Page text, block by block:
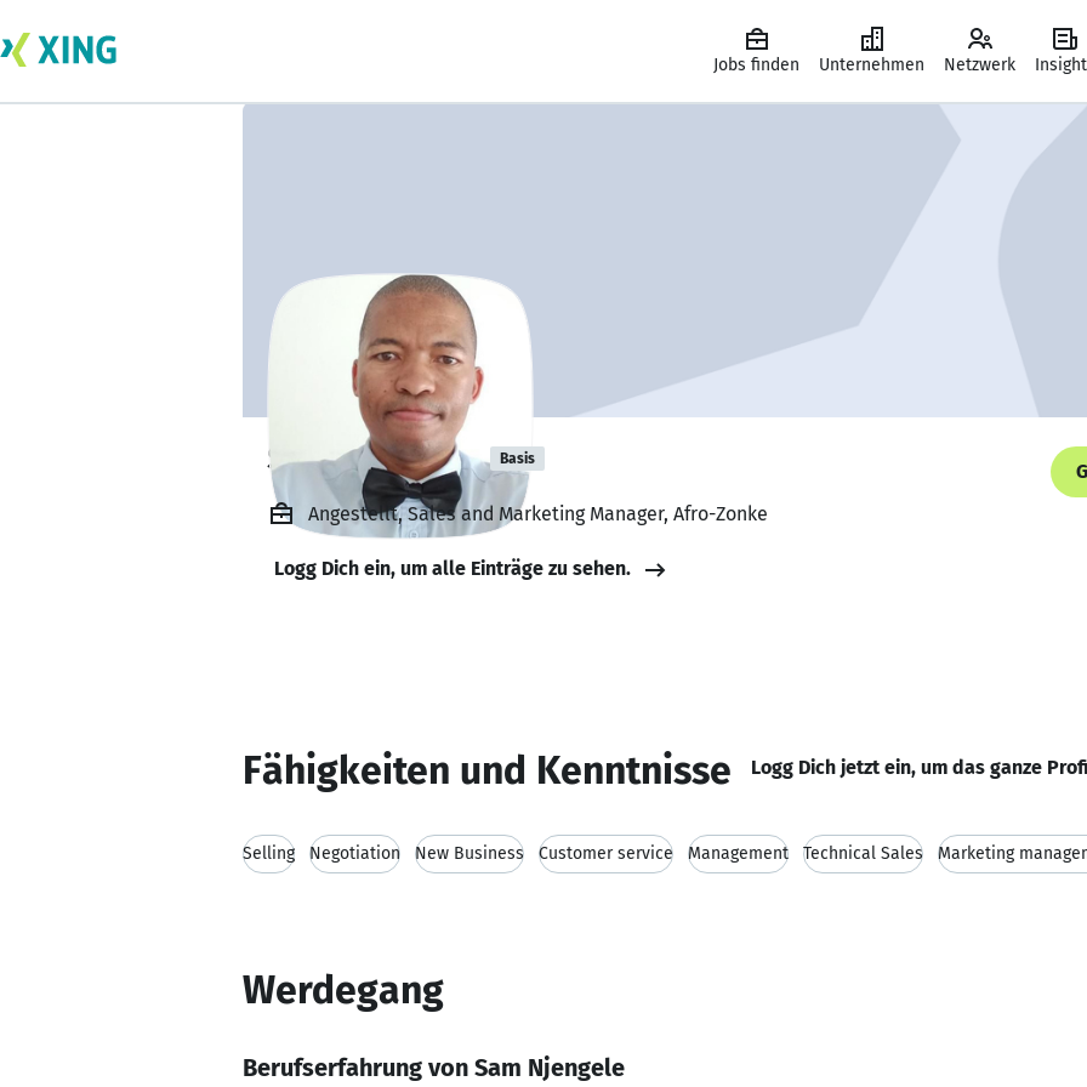
Jobs finden Unternehmen Netzwerk
Sam Njengele Basis
Angestellt, Sales and Marketing Manager, Afro-Zonke
Logg Dich ein, um alle Einträge zu sehen.
Fähigkeiten und Kenntnisse Logg Dich jetzt ein, um das ganze
Selling Negotiation New Business Customer service Management Technical Sales Marketing
Werdegang
Berufserfahrung von Sam Njengele